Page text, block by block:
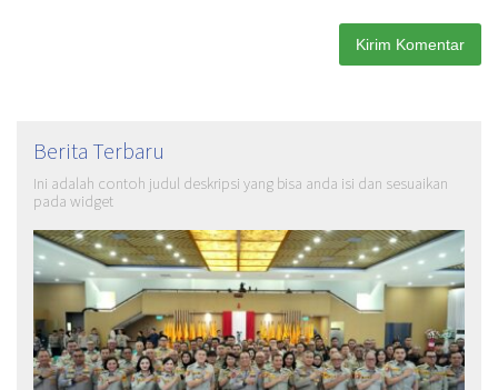
Berita Terbaru
Ini adalah contoh judul deskripsi yang bisa anda isi dan sesuaikan
pada widget